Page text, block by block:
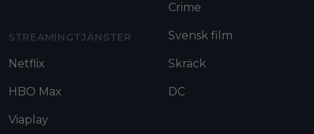
STREAMINGTJÄNSTER
Netflix
HBO Max
Viaplay
Crime
Svensk film
Skräck
DC